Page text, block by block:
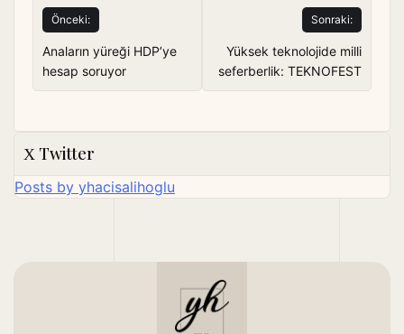
Yazı
gezinmesi
Önceki:
Anaların yüreği HDP’ye
hesap soruyor
Sonraki:
Yüksek teknolojide milli
seferberlik: TEKNOFEST
Twitter
Posts by yhacisalihoglu